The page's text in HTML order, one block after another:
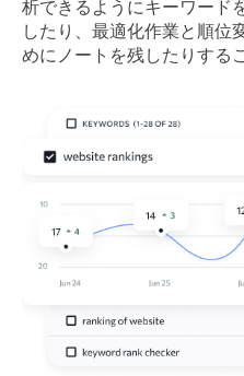
析できるようにキーワード
したり、最適化作業と順位
めにノートを残したりする